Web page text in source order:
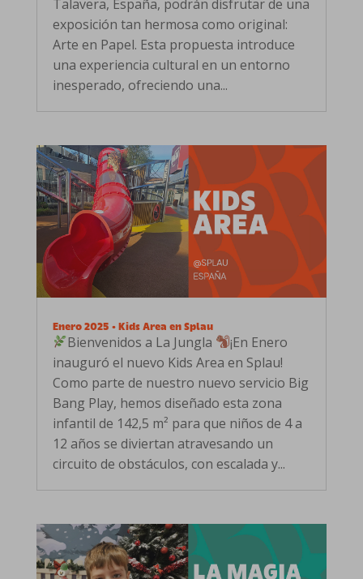
Talavera, España, podrán disfrutar de una
exposición tan hermosa como original:
Arte en Papel. Esta propuesta introduce
una experiencia cultural en un entorno
inesperado, ofreciendo una...
Enero 2025 • Kids Area en Splau
Bienvenidos a La Jungla
¡En Enero
inauguró el nuevo Kids Area en Splau!
Como parte de nuestro nuevo servicio Big
Bang Play, hemos diseñado esta zona
infantil de 142,5 m² para que niños de 4 a
12 años se diviertan atravesando un
circuito de obstáculos, con escalada y...